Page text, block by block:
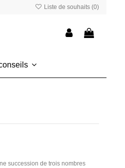
Liste de souhaits (0)
succession de trois nombres